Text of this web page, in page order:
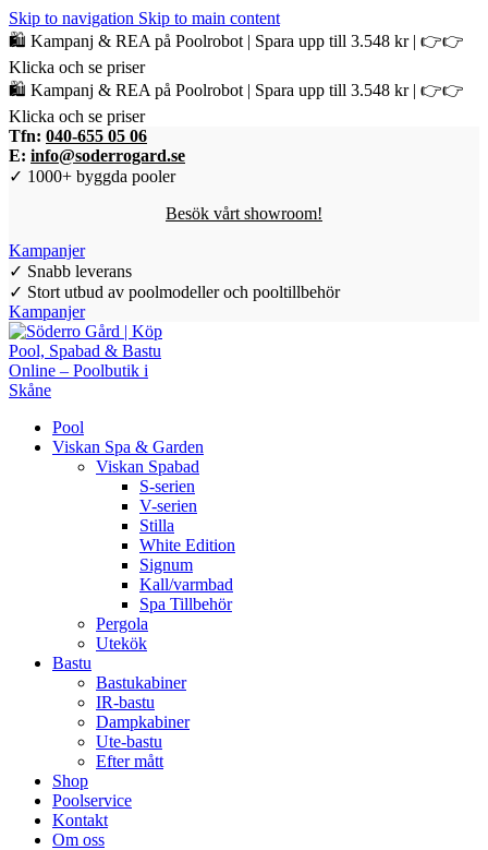
Skip to navigation Skip to main content
🛍️ Kampanj & REA på Poolrobot | Spara upp till 3.548 kr | 👉👉
Klicka och se priser
🛍️ Kampanj & REA på Poolrobot | Spara upp till 3.548 kr | 👉👉
Klicka och se priser
Tfn: 040-655 05 06
E: info@soderrogard.se
✓ 1000+ byggda pooler
Besök vårt showroom!
Kampanjer
✓ Snabb leverans
✓ Stort utbud av poolmodeller och pooltillbehör
Kampanjer
Pool
Viskan Spa & Garden
Viskan Spabad
S-serien
V-serien
Stilla
White Edition
Signum
Kall/varmbad
Spa Tillbehör
Pergola
Utekök
Bastu
Bastukabiner
IR-bastu
Dampkabiner
Ute-bastu
Efter mått
Shop
Poolservice
Kontakt
Om oss